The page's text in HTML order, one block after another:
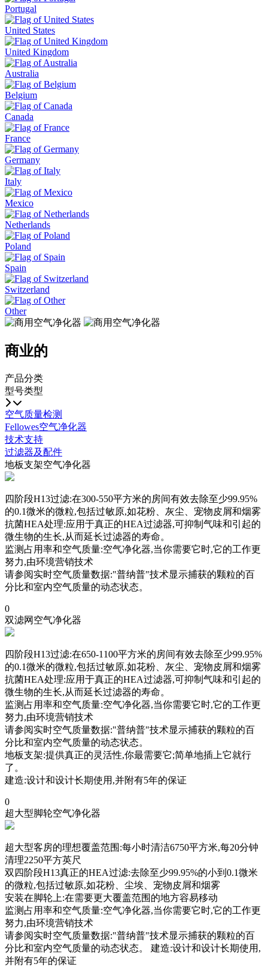
Portugal
United States
United Kingdom
Australia
Belgium
Canada
France
Germany
Italy
Mexico
Netherlands
Poland
Spain
Switzerland
Other
商业的
产品分类
型号类型
空气质量检测
Fellowes空气净化器
技术支持
过滤器及配件
地板支架空气净化器
四阶段H13过滤:在300-550平方米的房间有效去除至少99.95%
的0.1微米的微粒,包括过敏原,如花粉、灰尘、宠物皮屑和烟雾
抗菌HEA处理:应用于真正的HEA过滤器,可抑制气味和引起的
微生物的生长,从而延长过滤器的寿命。
监测占用率和空气质量:空气净化器,当你需要它时,它的工作更
努力,由环境营销技术
请参阅实时空气质量数据:"普纳普"技术显示捕获的颗粒的百
分比和室内空气质量的动态状态。
0
双滤网空气净化器
四阶段H13过滤:在650-1100平方米的房间有效去除至少99.95%
的0.1微米的微粒,包括过敏原,如花粉、灰尘、宠物皮屑和烟雾
抗菌HEA处理:应用于真正的HEA过滤器,可抑制气味和引起的
微生物的生长,从而延长过滤器的寿命。
监测占用率和空气质量:空气净化器,当你需要它时,它的工作更
努力,由环境营销技术
请参阅实时空气质量数据:"普纳普"技术显示捕获的颗粒的百
分比和室内空气质量的动态状态。
地板支架:提供真正的灵活性,你最需要它;简单地插上它就行
了。
建造:设计和设计长期使用,并附有5年的保证
0
超大型脚轮空气净化器
超大型客房的理想覆盖范围:每小时清洁6750平方米,每20分钟
清理2250平方英尺
双四阶段H13真正的HEA过滤:去除至少99.95%的小到0.1微米
的微粒,包括过敏原,如花粉、尘埃、宠物皮屑和烟雾
安装在脚轮上:在需要更大覆盖范围的地方容易移动
监测占用率和空气质量:空气净化器,当你需要它时,它的工作更
努力,由环境营销技术
请参阅实时空气质量数据:"普纳普"技术显示捕获的颗粒的百
分比和室内空气质量的动态状态。 建造:设计和设计长期使用,
并附有5年的保证